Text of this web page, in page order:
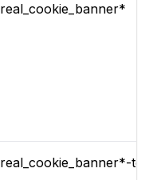
real_cookie_banner*
real_cookie_banner*-tcf